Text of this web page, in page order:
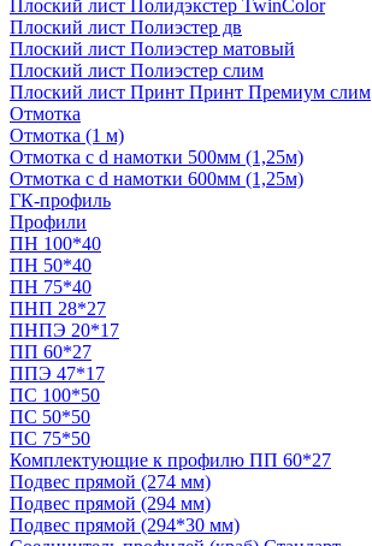
Плоский лист Полидэкстер TwinColor
Плоский лист Полиэстер дв
Плоский лист Полиэстер матовый
Плоский лист Полиэстер слим
Плоский лист Принт Принт Премиум слим
Отмотка
Отмотка (1 м)
Отмотка с d намотки 500мм (1,25м)
Отмотка с d намотки 600мм (1,25м)
ГК-профиль
Профили
ПН 100*40
ПН 50*40
ПН 75*40
ПНП 28*27
ПНПЭ 20*17
ПП 60*27
ППЭ 47*17
ПС 100*50
ПС 50*50
ПС 75*50
Комплектующие к профилю ПП 60*27
Подвес прямой (274 мм)
Подвес прямой (294 мм)
Подвес прямой (294*30 мм)